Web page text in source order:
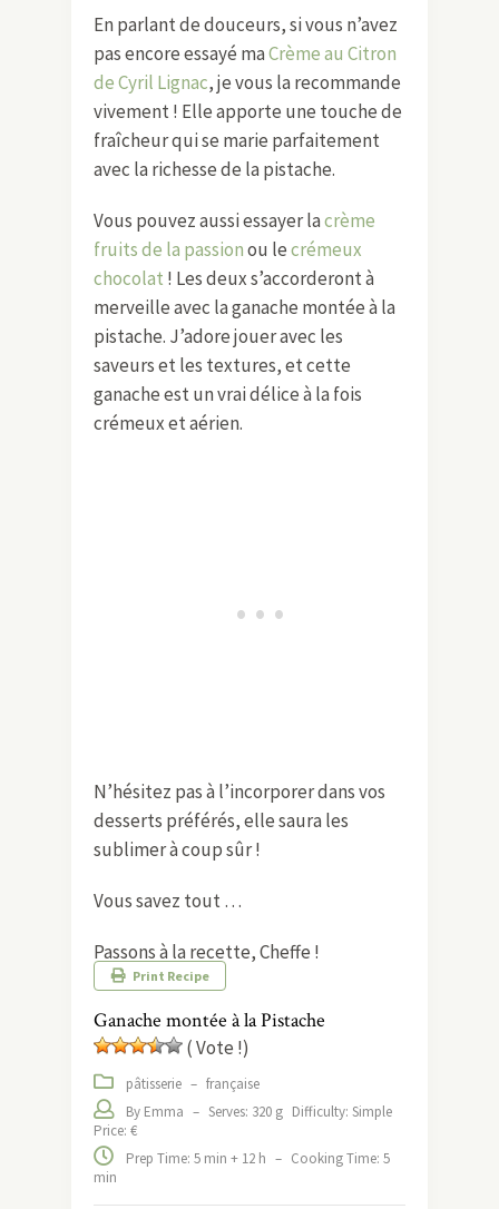
En parlant de douceurs, si vous n’avez
pas encore essayé maCrème au Citron
de Cyril Lignac, je vous la recommande
vivement ! Elle apporte une touche de
fraîcheur qui se marie parfaitement
avec la richesse de la pistache.
Vous pouvez aussi essayer lacrème
fruits de la passionou lecrémeux
chocolat ! Les deux s’accorderont à
merveille avec la ganache montée à la
pistache. J’adore jouer avec les
saveurs et les textures, et cette
ganache est un vrai délice à la fois
crémeux et aérien.
N’hésitez pas à l’incorporer dans vos
desserts préférés, elle saura les
sublimer à coup sûr !
Vous savez tout …
Passons à la recette, Cheffe !
Print Recipe
Ganache montée à la Pistache
( Vote !)
pâtisserie – française
By Emma – Serves: 320 g Difficulty: Simple
Price: €
Prep Time: 5 min + 12 h – Cooking Time: 5
min